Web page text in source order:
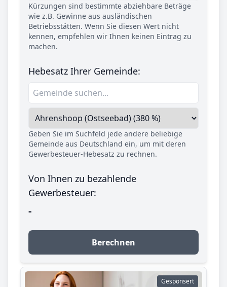
Kürzungen sind bestimmte abziehbare Beträge
wie z.B. Gewinne aus ausländischen
Betriebsstätten. Wenn Sie diesen Wert nicht
kennen, empfehlen wir Ihnen keinen Eintrag zu
machen.
Hebesatz Ihrer Gemeinde:
Geben Sie im Suchfeld jede andere beliebige
Gemeinde aus Deutschland ein, um mit deren
Gewerbesteuer-Hebesatz zu rechnen.
Von Ihnen zu bezahlende
Gewerbesteuer:
-
Berechnen
Gesponsert